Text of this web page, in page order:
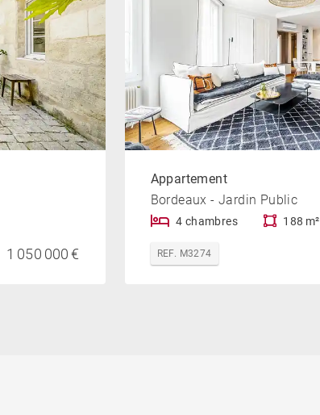
1 050 000 €
Appartement
Bordeaux - Jardin Public
4 chambres 188 m²
REF. M3274